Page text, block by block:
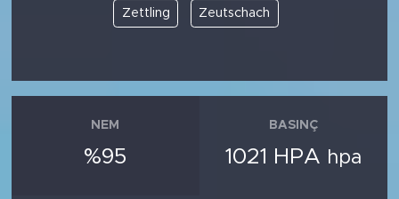
Zettling Zeutschach
NEM
%95
BASINÇ
1021 HPA hpa